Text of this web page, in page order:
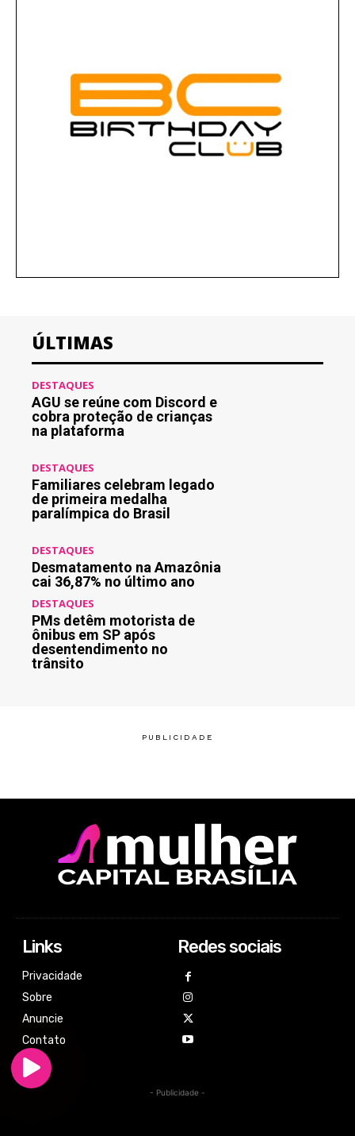
ÚLTIMAS
DESTAQUES
AGU se reúne com Discord e
cobra proteção de crianças
na plataforma
DESTAQUES
Familiares celebram legado
de primeira medalha
paralímpica do Brasil
DESTAQUES
Desmatamento na Amazônia
cai 36,87% no último ano
DESTAQUES
PMs detêm motorista de
ônibus em SP após
desentendimento no
trânsito
Links
Privacidade
Sobre
Anuncie
Contato
Redes sociais
- Publicidade -